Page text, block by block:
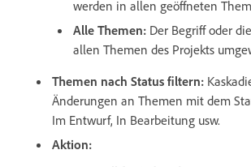
werden in allen geöffneten
Alle Themen: Der Begriff oder
allen Themen des Projekts
Themen nach Status filtern:
Änderungen an Themen mit dem
Im Entwurf, In Bearbeitung usw.
Aktion: